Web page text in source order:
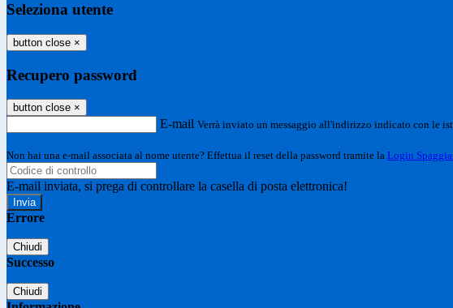
Seleziona utente
button close ×
Recupero password
button close ×
E-mail Verrà inviato un messaggio all'indirizzo indicato con le
Non hai una e-mail associata al nome utente? Effettua il reset della password tramite la Login
E-mail inviata, si prega di controllare la casella di posta elettronica!
Errore
Chiudi
Successo
Chiudi